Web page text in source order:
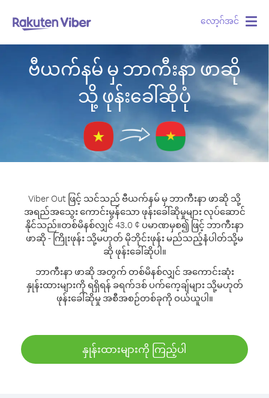
လော့ဂ်အင်
ဗီယက်နမ် မှ ဘာကီးနာ ဖာဆို
သို့ ဖုန်းခေါ်ဆိုပုံ
Viber Out ဖြင့် သင်သည် ဗီယက်နမ် မှ ဘာကီးနာ ဖာဆို သို့
အရည်အသွေး ကောင်းမွန်သော ဖုန်းခေါ်ဆိုမှုများ လုပ်ဆောင်
နိုင်သည်။တစ်မိနစ်လျှင် 43.0 ¢ ပမာဏမှစ၍ ဖြင့် ဘာကီးနာ
ဖာဆို - ကြိုးဖုန်း သို့မဟုတ် မိုဘိုင်းဖုန်း မည်သည့်နံပါတ်သို့မ
ဆို ဖုန်းခေါ်ဆိုပါ။
ဘာကီးနာ ဖာဆို အတွက် တစ်မိနစ်လျှင် အကောင်းဆုံး
နှုန်းထားများကို ရရှိရန် ခရက်ဒစ် ပက်ကေ့ချ်များ သို့မဟုတ်
ဖုန်းခေါ်ဆိုမှု အစီအစဉ်တစ်ခုကို ဝယ်ယူပါ။
နှုန်းထားများကို ကြည့်ပါ